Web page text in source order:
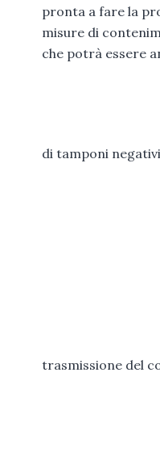
pronta a fare la
misure di
che potrà essere
di tamponi
trasmissione del